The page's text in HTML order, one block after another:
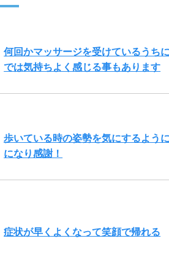
何回かマッサージを受けているうち
では気持ちよく感じる事もあります
歩いている時の姿勢を気にするよう
になり感謝！
症状が早くよくなって笑顔で帰れる